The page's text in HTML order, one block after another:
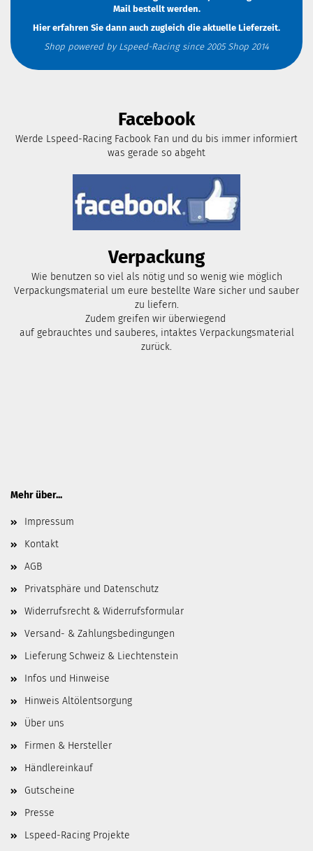
Mailbestellt werden.
Hier erfahren Sie dann auch zugleich die aktuelle Lieferzeit.
Shop powered by Lspeed-Racing since 2005 Shop 2014
Facebook
Werde Lspeed-Racing Facbook Fan und du bis immer informiert
was gerade so abgeht
Verpackung
Wie benutzen so viel als nötig und so wenig wie möglich
Verpackungsmaterial um eure bestellte Ware sicher und sauber
zu liefern.
Zudem greifen wir überwiegend
auf gebrauchtes und sauberes, intaktes Verpackungsmaterial
zurück.
Mehr über...
Impressum
Kontakt
AGB
Privatsphäre und Datenschutz
Widerrufsrecht & Widerrufsformular
Versand- & Zahlungsbedingungen
Lieferung Schweiz & Liechtenstein
Infos und Hinweise
Hinweis Altölentsorgung
Über uns
Firmen & Hersteller
Händlereinkauf
Gutscheine
Presse
Lspeed-Racing Projekte